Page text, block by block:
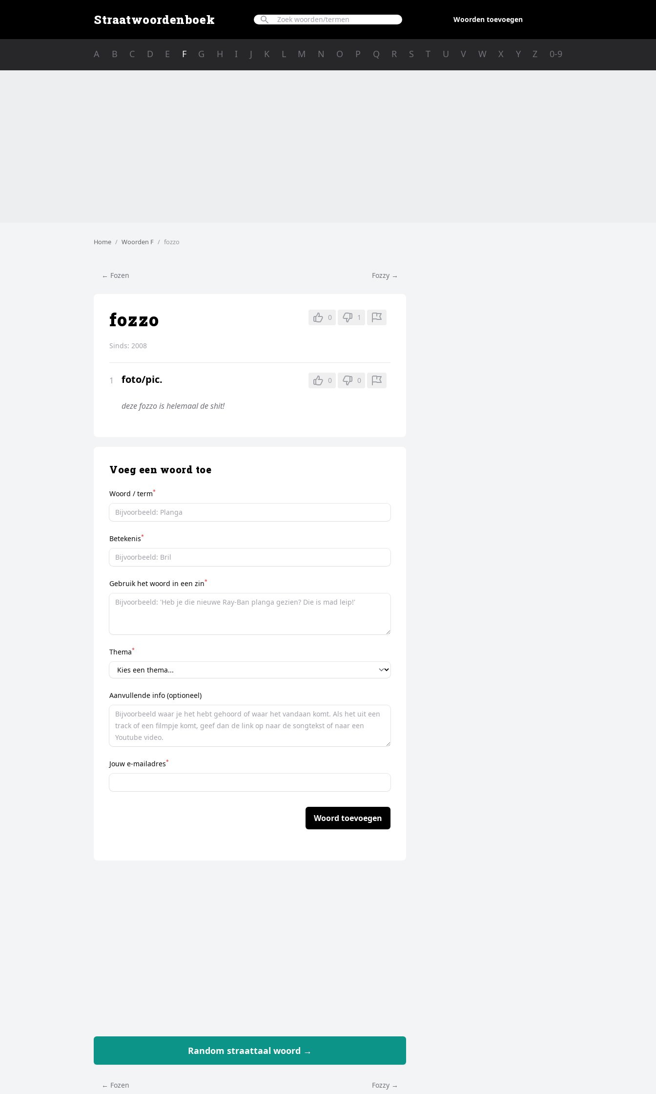
Straatwoordenboek Woorden toevoegen
A B C D E F G H I J K L M N O P Q R S T U V W X Y Z 0-9
Home Woorden F fozzo
← Fozen Fozzy →
fozzo 0 1
Sinds: 2008
1 foto/pic. 0 0
deze fozzo is helemaal de shit!
Voeg een woord toe
Woord / term*
Betekenis*
Gebruik het woord in een zin*
Thema*
Aanvullende info (optioneel)
Jouw e-mailadres*
Woord toevoegen
Random straattaal woord →
← Fozen Fozzy →